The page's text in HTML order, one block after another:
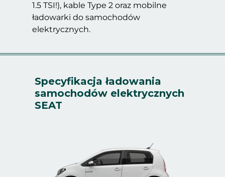
Specyfikacja ładowania
samochodów elektrycznych
SEAT
1.5 TSI!), kable Type 2 oraz mobilne
ładowarki do samochodów
elektrycznych.